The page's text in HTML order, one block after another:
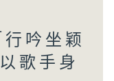
吟坐颖
歌手身